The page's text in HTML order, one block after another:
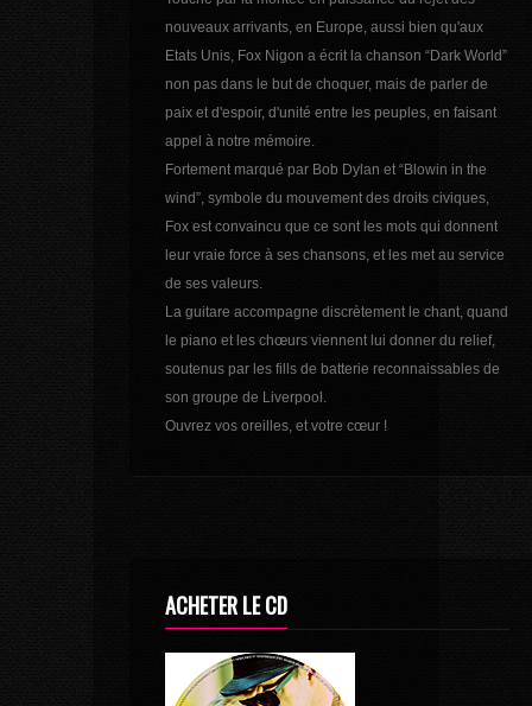
nouveaux arrivants, en Europe, aussi bien qu'aux
Etats Unis, Fox Nigon a écrit la chanson “Dark World”
non pas dans le but de choquer, mais de parler de
paix et d'espoir, d'unité entre les peuples, en faisant
appel à notre mémoire.
Fortement marqué par Bob Dylan et “Blowin in the
wind”, symbole du mouvement des droits civiques,
Fox est convaincu que ce sont les mots qui donnent
leur vraie force à ses chansons, et les met au service
de ses valeurs.
La guitare accompagne discrètement le chant, quand
le piano et les chœurs viennent lui donner du relief,
soutenus par les fills de batterie reconnaissables de
son groupe de Liverpool.
Ouvrez vos oreilles, et votre cœur !
ACHETER LE CD